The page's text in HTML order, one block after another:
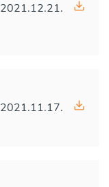
2021.12.21.
2021.11.17.